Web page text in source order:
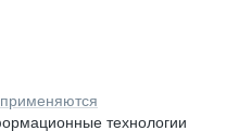
применяются
технологии